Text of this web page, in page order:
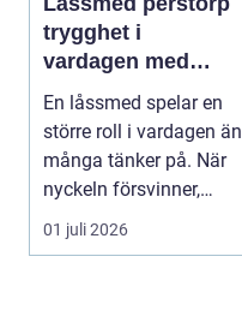
trygghet i
vardagen med
moderna lås och
säkerhet
En låssmed spelar en
större roll i vardagen än
många tänker på. När
nyckeln försvinner,
dörren kärva...
01 juli 2026